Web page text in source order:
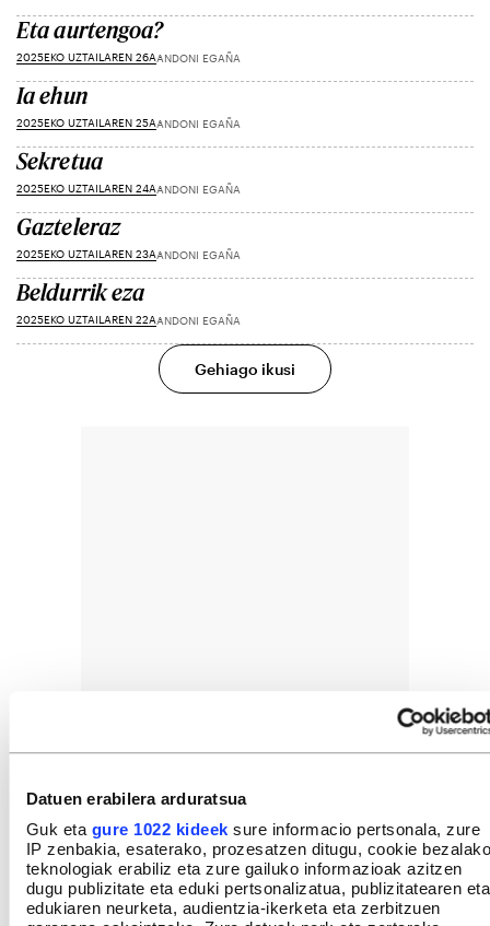
Datuen erabilera arduratsua
Guk eta gure 1022 kideek sure informacio pertsonala, zure
IP zenbakia, esaterako, prozesatzen ditugu, cookie bezalako
teknologiak erabiliz eta zure gailuko informazioak azitzen
dugu publizitate eta eduki pertsonalizatua, publizitatearen eta
edukiaren neurketa, audientzia-ikerketa eta zerbitzuen
Eta aurtengoa?
2025EKO UZTAILAREN 26AANDONI EGAÑA
Ia ehun
2025EKO UZTAILAREN 25AANDONI EGAÑA
Sekretua
2025EKO UZTAILAREN 24AANDONI EGAÑA
Gazteleraz
2025EKO UZTAILAREN 23AANDONI EGAÑA
Beldurrik eza
2025EKO UZTAILAREN 22AANDONI EGAÑA
Gehiago ikusi